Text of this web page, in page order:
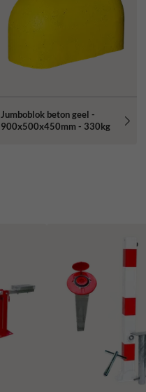
Jumboblok beton geel -
900x500x450mm - 330kg